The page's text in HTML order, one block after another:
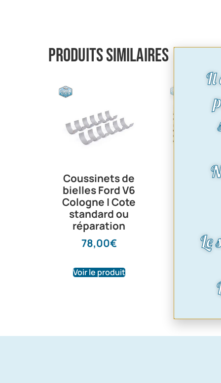
Produits similaires
Coussinets de
bielles Ford V6
Cologne | Cote
standard ou
réparation
78,00€
Voir le produit
88,00
Il
Le